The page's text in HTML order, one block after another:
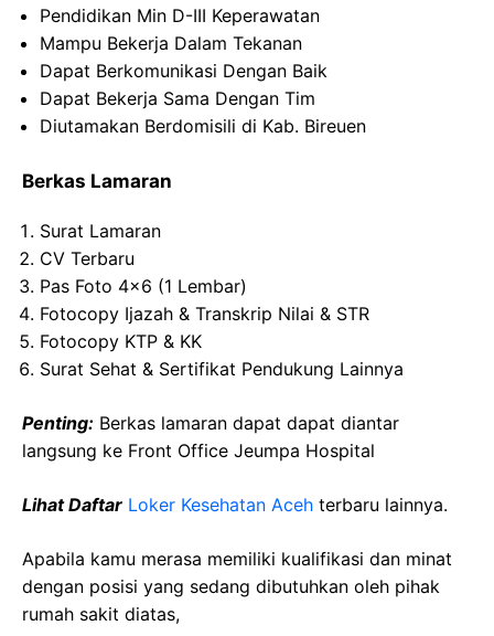
Pendidikan Min D-III Keperawatan
Mampu Bekerja Dalam Tekanan
Dapat Berkomunikasi Dengan Baik
Dapat Bekerja Sama Dengan Tim
Diutamakan Berdomisili di Kab. Bireuen
Berkas Lamaran
Surat Lamaran
CV Terbaru
Pas Foto 4×6 (1 Lembar)
Fotocopy Ijazah & Transkrip Nilai & STR
Fotocopy KTP & KK
Surat Sehat & Sertifikat Pendukung Lainnya
Penting: Berkas lamaran dapat dapat diantar
langsung ke Front Office Jeumpa Hospital
Lihat Daftar Loker Kesehatan Aceh terbaru lainnya.
Apabila kamu merasa memiliki kualifikasi dan minat
dengan posisi yang sedang dibutuhkan oleh pihak
rumah sakit diatas,